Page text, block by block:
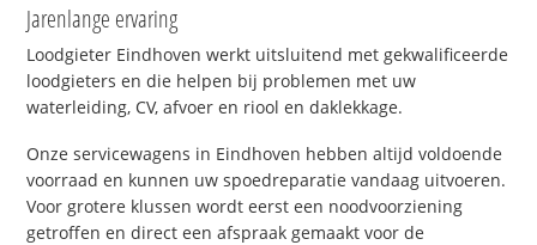
Jarenlange ervaring
Loodgieter Eindhoven werkt uitsluitend met gekwalificeerde
loodgieters en die helpen bij problemen met uw
waterleiding, CV, afvoer en riool en daklekkage.
Onze servicewagens in Eindhoven hebben altijd voldoende
voorraad en kunnen uw spoedreparatie vandaag uitvoeren.
Voor grotere klussen wordt eerst een noodvoorziening
getroffen en direct een afspraak gemaakt voor de